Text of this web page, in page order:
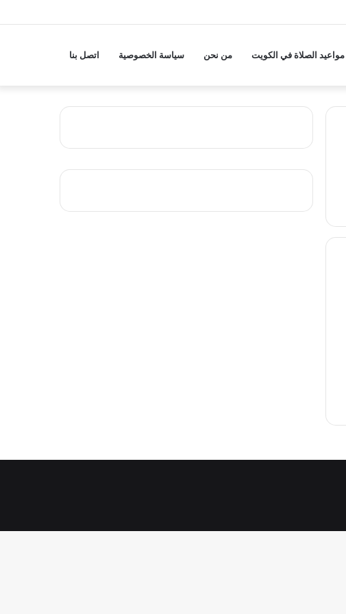
مواعيد الصلاة في الكويت من نحن سياسة الخصوصية اتصل بنا